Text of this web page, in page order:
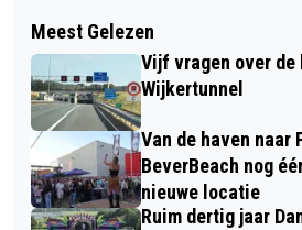
LENTE OP BOERDERIJ
“NIEUW LEVEN, DAT
LENTE”
OPEN PODIUM BRENGT
TALENT UIT DE REGIO
BIBLIOTHEEK
Meest Gelezen
Vijf vragen over de
Wijkertunnel
Van de haven naar
BeverBeach nog
nieuwe locatie
Ruim dertig jaar